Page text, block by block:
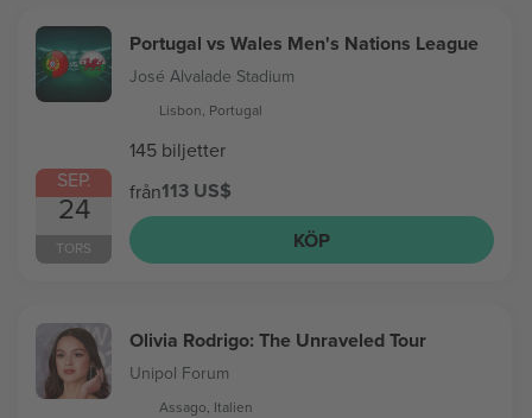
SEP.
24
TORS
Portugal vs Wales Men's Nations League
José Alvalade Stadium
Lisbon, Portugal
145 biljetter
från113 US$
KÖP
Olivia Rodrigo: The Unraveled Tour
Unipol Forum
Assago, Italien